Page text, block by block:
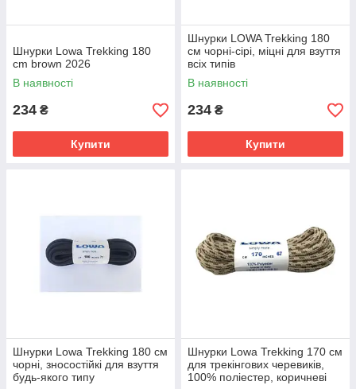
Шнурки Lowa Trekking 180
cm brown 2026
В наявності
234 ₴
Купити
Шнурки LOWA Trekking 180
см чорні-сірі, міцні для взуття
всіх типів
В наявності
234 ₴
Купити
Шнурки Lowa Trekking 180 см
чорні, зносостійкі для взуття
будь-якого типу
Шнурки Lowa Trekking 170 см
для трекінгових черевиків,
100% поліестер, коричневі